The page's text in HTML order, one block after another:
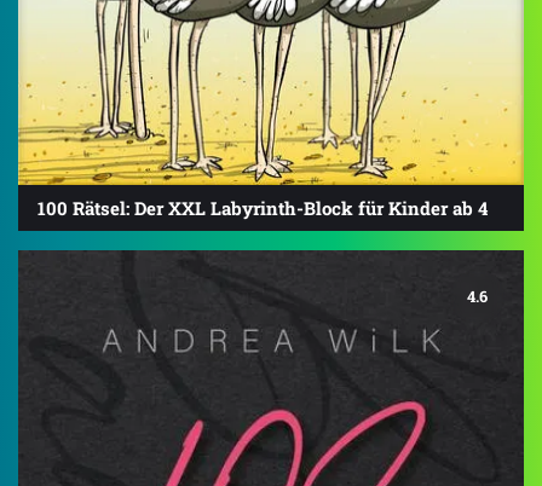
100 Rätsel: Der XXL Labyrinth-Block für Kinder ab 4
4.6